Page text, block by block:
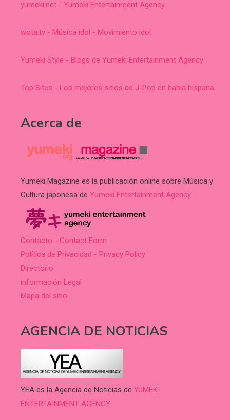
yumeki.net - Yumeki Entertainment Agency
wota.tv - Música idol - Movimiento idol
Yumeki Style - Blogs de Yumeki Entertainment Agency
Top Sites - Los mejores sitios de J-Pop en habla hispana
Acerca de
Yumeki Magazine es la publicación online sobre Música y
Cultura japonesa de Yumeki Entertainment Agency.
Contacto - Contact Form
Política de Privacidad - Privacy Policy
Directorio
información Legal
Mapa del sitio
AGENCIA DE NOTICIAS
YEA es la Agencia de Noticias de YUMEKI
ENTERTAINMENT AGENCY.